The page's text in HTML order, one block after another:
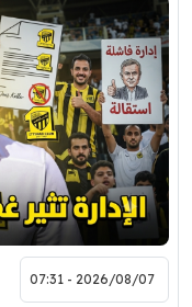
برشلونة
اودينيزي
2026/08/07 - 07:31